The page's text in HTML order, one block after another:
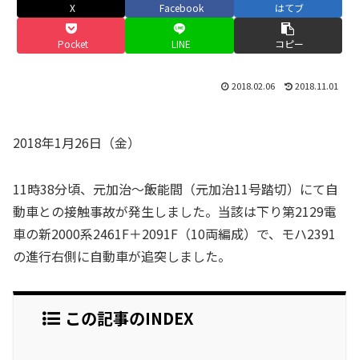
X Facebook はてブ
Pocket LINE コピー
2018.02.06 2018.11.01
2018年1月26日（金）
11時38分頃、元加治～飯能間（元加治11号踏切）にて自
動車との接触事故が発生しました。当該は下り第2129電
車の新2000系2461F＋2091F（10両編成）で、モハ2391
の進行右側に自動車が追突しました。
この記事のINDEX